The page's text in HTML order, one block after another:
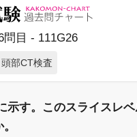
問目 - 111G26
頭部CT検査
示す。このスライスレ